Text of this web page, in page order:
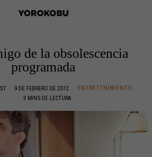
de la obsolescencia
programada
9 DE FEBRERO DE 2012
ENTRETENIMIENTO
3 MINS DE LECTURA